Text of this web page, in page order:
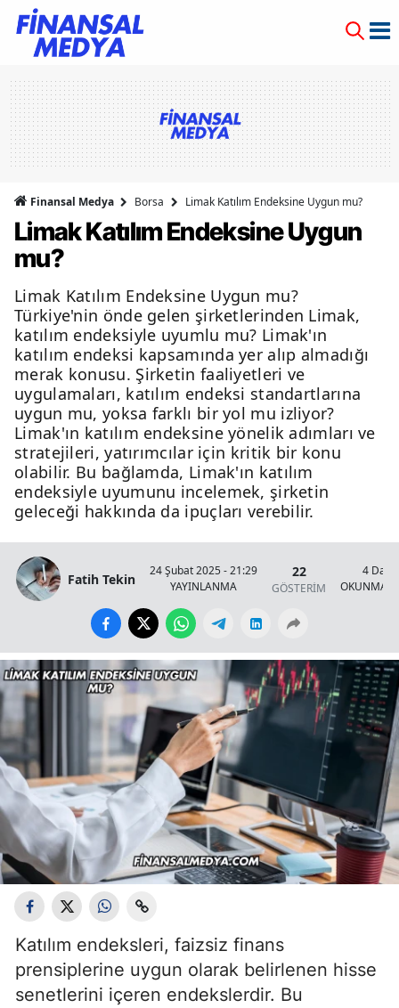
Finansal Medya Borsa Limak Katılım Endeksine Uygun mu?
Limak Katılım Endeksine Uygun
mu?
Limak Katılım Endeksine Uygun mu?
Türkiye'nin önde gelen şirketlerinden Limak,
katılım endeksiyle uyumlu mu? Limak'ın
katılım endeksi kapsamında yer alıp almadığı
merak konusu. Şirketin faaliyetleri ve
uygulamaları, katılım endeksi standartlarına
uygun mu, yoksa farklı bir yol mu izliyor?
Limak'ın katılım endeksine yönelik adımları ve
stratejileri, yatırımcılar için kritik bir konu
olabilir. Bu bağlamda, Limak'ın katılım
endeksiyle uyumunu incelemek, şirketin
geleceği hakkında da ipuçları verebilir.
Fatih Tekin
24 Şubat 2025 - 21:29
YAYINLANMA
22
GÖSTERİM
4
OKUNMA
Katılım endeksleri, faizsiz finans
prensiplerine uygun olarak belirlenen hisse
senetlerini içeren endekslerdir. Bu